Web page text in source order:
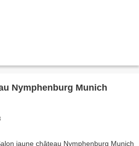
Nymphenburg Munich